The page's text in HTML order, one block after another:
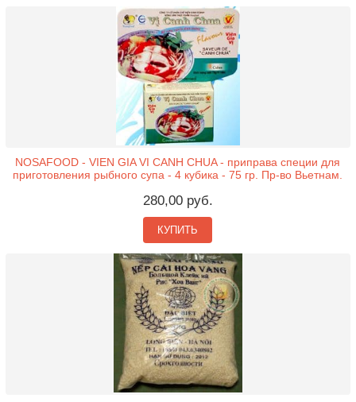
NOSAFOOD - VIEN GIA VI CANH CHUA - приправа специи для
приготовления рыбного супа - 4 кубика - 75 гр. Пр-во Вьетнам.
280,00 руб.
КУПИТЬ